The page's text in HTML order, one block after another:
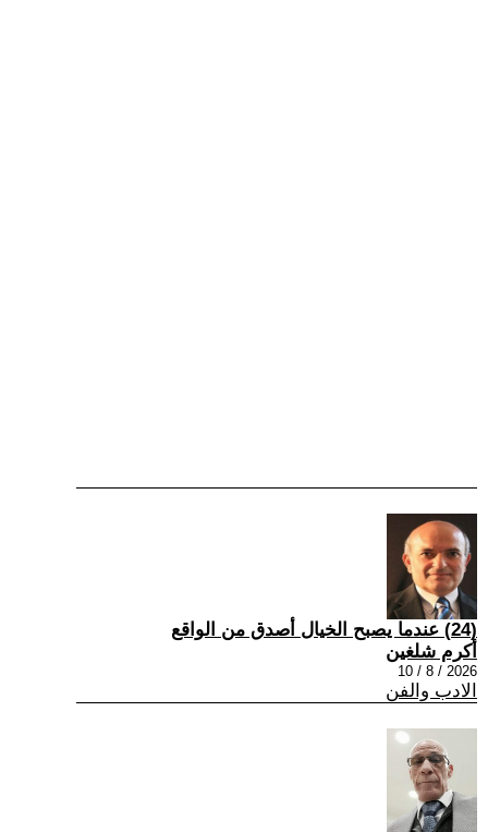
(24) عندما يصبح الخيال أصدق من الواقع
أكرم شلغين
2026 / 8 / 10
الادب والفن